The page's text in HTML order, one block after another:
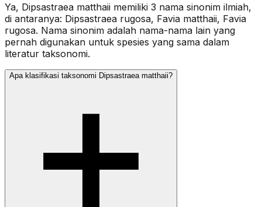
Ya, Dipsastraea matthaii memiliki 3 nama sinonim ilmiah,
di antaranya: Dipsastraea rugosa, Favia matthaii, Favia
rugosa. Nama sinonim adalah nama-nama lain yang
pernah digunakan untuk spesies yang sama dalam
literatur taksonomi.
Apa klasifikasi taksonomi Dipsastraea matthaii?